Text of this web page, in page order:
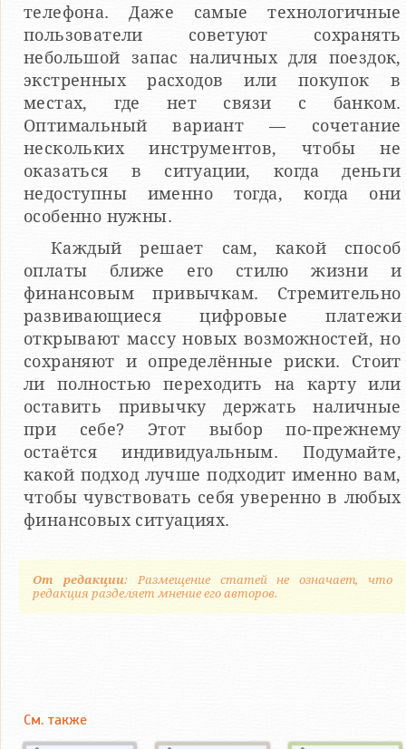
телефона. Даже самые технологичные
пользователи советуют сохранять
небольшой запас наличных для поездок,
экстренных расходов или покупок в
местах, где нет связи с банком.
Оптимальный вариант — сочетание
нескольких инструментов, чтобы не
оказаться в ситуации, когда деньги
недоступны именно тогда, когда они
особенно нужны.
Каждый решает сам, какой способ
оплаты ближе его стилю жизни и
финансовым привычкам. Стремительно
развивающиеся цифровые платежи
открывают массу новых возможностей, но
сохраняют и определённые риски. Стоит
ли полностью переходить на карту или
оставить привычку держать наличные
при себе? Этот выбор по-прежнему
остаётся индивидуальным. Подумайте,
какой подход лучше подходит именно вам,
чтобы чувствовать себя уверенно в любых
финансовых ситуациях.
От редакции: Размещение статей не означает, что
редакция разделяет мнение его авторов.
См. также